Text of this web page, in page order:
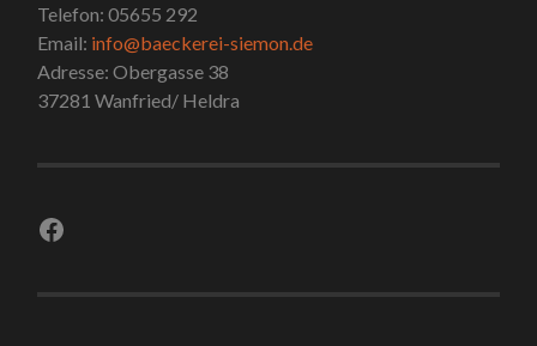
Telefon: 05655 292
Email: info@baeckerei-siemon.de
Adresse: Obergasse 38
37281 Wanfried/ Heldra
Facebook